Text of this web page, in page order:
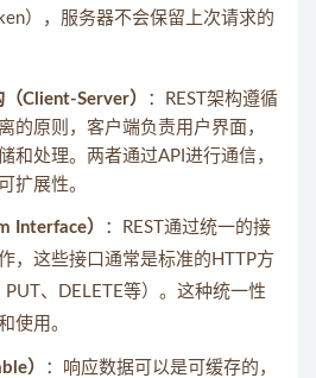
），服务器不会保留上次请求的
Client-Server）
：REST架构遵循
的原则，客户端负责用户界面，
和处理。两者通过API进行通信，
扩展性。
Interface）
：REST通过统一的接
，这些接口通常是标准的HTTP方
PUT、DELETE等）。这种统一性
使用。
）
：响应数据可以是可缓存的，